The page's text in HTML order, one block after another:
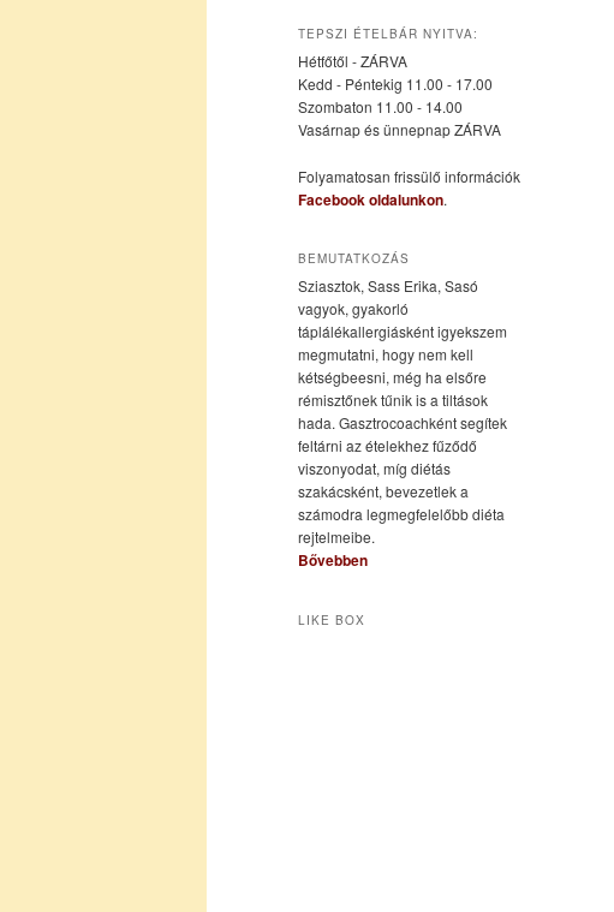
elsődleges
tartalomra
másodlagos
tartalomra
TEPSZI ÉTELBÁR NYITVA:
Hétfőtől - ZÁRVA
Kedd - Péntekig 11.00 - 17.00
Szombaton 11.00 - 14.00
Vasárnap és ünnepnap ZÁRVA
Folyamatosan frissülő információk
Facebook oldalunkon.
BEMUTATKOZÁS
Sziasztok, Sass Erika, Sasó
vagyok, gyakorló
táplálékallergiásként igyekszem
megmutatni, hogy nem kell
kétségbeesni, még ha elsőre
rémisztőnek tűnik is a tiltások
hada. Gasztrocoachként segítek
feltárni az ételekhez fűződő
viszonyodat, míg diétás
szakácsként, bevezetlek a
számodra legmegfelelőbb diéta
rejtelmeibe.
Bővebben
LIKE BOX